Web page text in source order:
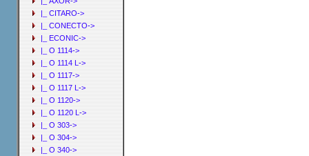
|_ CITARO->
|_ CONECTO->
|_ ECONIC->
|_ O 1114->
|_ O 1114 L->
|_ O 1117->
|_ O 1117 L->
|_ O 1120->
|_ O 1120 L->
|_ O 303->
|_ O 304->
|_ O 340->